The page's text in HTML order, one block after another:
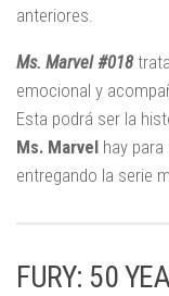
anteriores.
Ms. Marvel #018
emocional y
Esta podrá ser la
Ms. Marvel hay
entregando la serie
FURY: 50